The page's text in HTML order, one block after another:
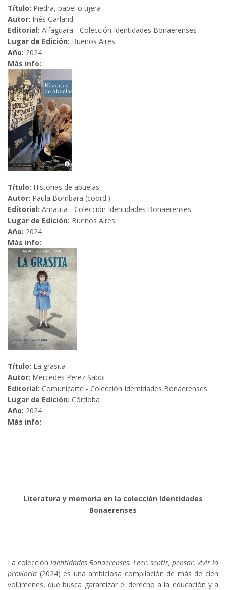
Título: Piedra, papel o tijera
Autor: Inés Garland
Editorial: Alfaguara - Colección Identidades Bonaerenses
Lugar de Edición: Buenos Aires
Año: 2024
Más info:
Título: Historias de abuelas
Autor: Paula Bombara (coord.)
Editorial: Amauta - Colección Identidades Bonaerenses
Lugar de Edición: Buenos Aires
Año: 2024
Más info:
Título: La grasita
Autor: Mercedes Perez Sabbi
Editorial: Comunicarte - Colección Identidades Bonaerenses
Lugar de Edición: Córdoba
Año: 2024
Más info:
Literatura y memoria en la colección Identidades
Bonaerenses
La colección Identidades Bonaerenses. Leer, sentir, pensar, vivir la
provincia (2024) es una ambiciosa compilación de más de cien
volúmenes, que busca garantizar el derecho a la educación y a